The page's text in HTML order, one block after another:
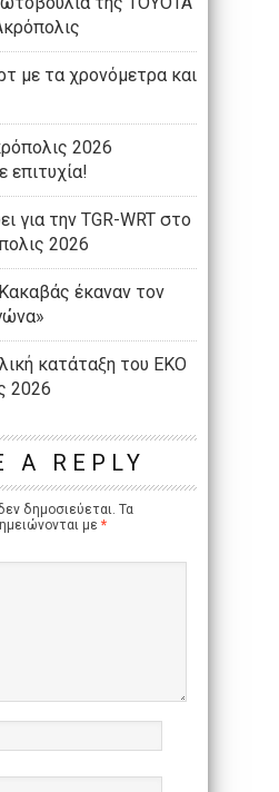
με τα χρονόμετρα και
2026
επιτυχία!
για την TGR-WRT στο
2026
έκαναν τον
κατάταξη του ΕΚΟ
2026
A REPLY
δημοσιεύεται. Τα
με *